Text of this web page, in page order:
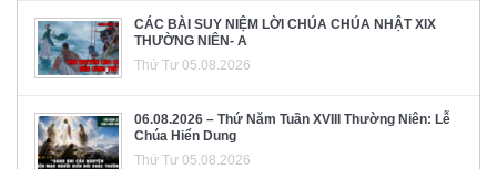
CÁC BÀI SUY NIỆM LỜI CHÚA CHÚA NHẬT XIX
THƯỜNG NIÊN- A
Thứ Tư 05.08.2026
06.08.2026 – Thứ Năm Tuần XVIII Thường Niên: Lễ
Chúa Hiển Dung
Thứ Tư 05.08.2026